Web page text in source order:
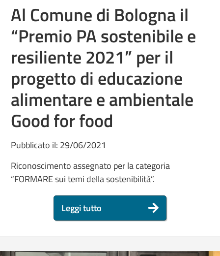
Al Comune di Bologna il
“Premio PA sostenibile e
resiliente 2021” per il
progetto di educazione
alimentare e ambientale
Good for food
Pubblicato il: 29/06/2021
Riconoscimento assegnato per la categoria
“FORMARE sui temi della sostenibilità”.
Leggi tutto